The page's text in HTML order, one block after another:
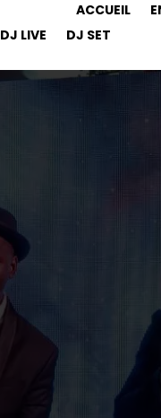
ACCUEIL
DJ LIVE
DJ SET